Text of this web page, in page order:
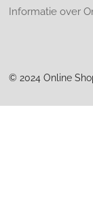
Informatie over
© 2024 Online